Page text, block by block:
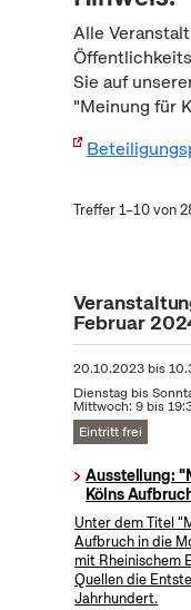
Alle
Sie auf
"Meinung für
Treffer 1–10 von
Februar
20.10.2023bis
Dienstag bis
Mittwoch: 9 bis
Eintritt frei
Ausstellung:
Kölns
Unter dem Titel
Aufbruch in die
mit Rheinischem
Quellen die
Jahrhundert.